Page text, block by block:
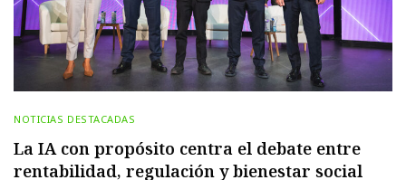
NOTICIAS DESTACADAS
La IA con propósito centra el debate entre
rentabilidad, regulación y bienestar social